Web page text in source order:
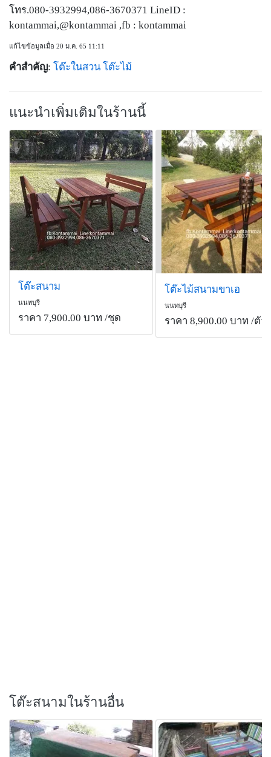
โทร.080-3932994,086-3670371 LineID :
kontammai,@kontammai ,fb : kontammai
แก้ไขข้อมูลเมื่อ 20 ม.ค. 65 11:11
คำสำคัญ: โต๊ะในสวน โต๊ะไม้
แนะนำเพิ่มเติมในร้านนี้
โต๊ะสนาม
นนทบุรี
ราคา 7,900.00 บาท /ชุด
โต๊ะไม้สนามขาเอ
นนทบุรี
ราคา 8,900.00 บาท /ตัว
โต๊ะสนามในร้านอื่น